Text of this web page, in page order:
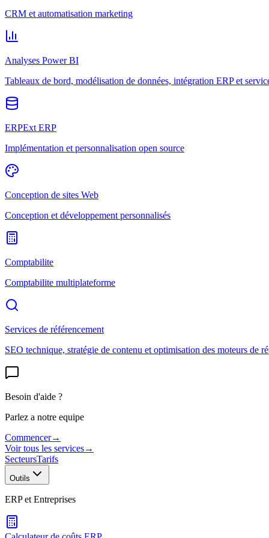
CRM et automatisation marketing
Analyses Power BI
Tableaux de bord, modélisation de données, intégration ERP et
ERPExt ERP
Implémentation et personnalisation open source
Conception de sites Web
Conception et développement personnalisés
Comptabilite
Comptabilite multiplateforme
Services de référencement
SEO technique, stratégie de contenu et optimisation des moteurs de
Besoin d'aide ?
Parlez a notre equipe
Commencer→
Voir tous les services→
SecteursTarifs
Outils
ERP et Entreprises